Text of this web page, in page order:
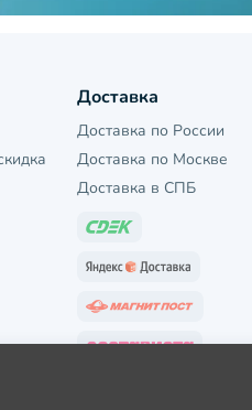
Доставка
Доставка по России
Доставка по Москве
Доставка в СПБ